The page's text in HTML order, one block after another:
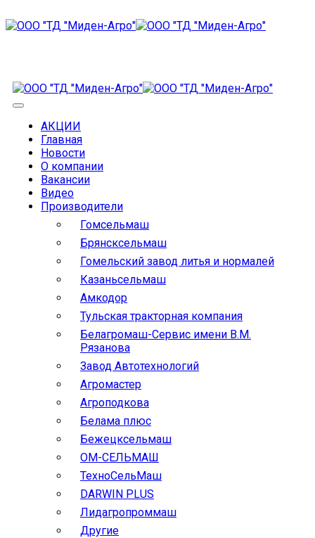
АКЦИИ
Главная
Новости
О компании
Вакансии
Видео
Производители
Гомсельмаш
Брянсксельмаш
Гомельский завод литья и нормалей
Казаньсельмаш
Амкодор
Тульская тракторная компания
Белагромаш-Сервис имени В.М.
Рязанова
Завод Автотехнологий
Агромастер
Агроподкова
Белама плюс
Бежецксельмаш
ОМ-СЕЛЬМАШ
ТехноСельМаш
DARWIN PLUS
Лидагропроммаш
Другие